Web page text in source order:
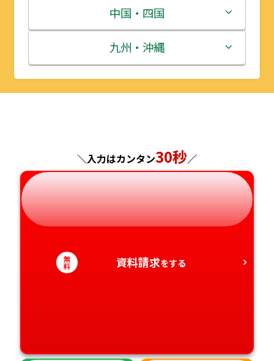
宮城県
秋田県
山形県
群馬県
埼玉県
千葉県
富山県
石川県
福井県
岐阜県
静岡県
三重県
滋賀県
京都府
奈良県
和歌山県
中国・四国
鳥取県
島根県
山口県
徳島県
九州・沖縄
福岡県
熊本県
大分県
＼入力はカンタン30秒／
無
料 資料請求をする